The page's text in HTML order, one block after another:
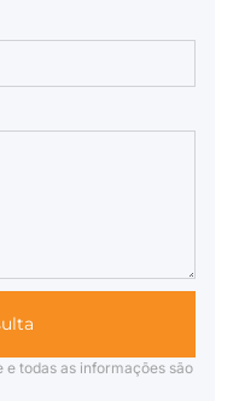
todas as informações são